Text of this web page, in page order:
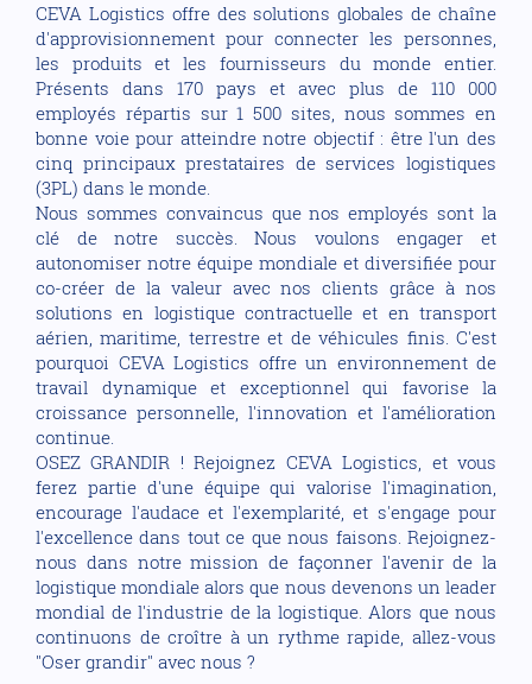
CEVA Logistics offre des solutions globales de chaîne
d'approvisionnement pour connecter les personnes,
les produits et les fournisseurs du monde entier.
Présents dans 170 pays et avec plus de 110 000
employés répartis sur 1 500 sites, nous sommes en
bonne voie pour atteindre notre objectif : être l'un des
cinq principaux prestataires de services logistiques
(3PL) dans le monde.
Nous sommes convaincus que nos employés sont la
clé de notre succès. Nous voulons engager et
autonomiser notre équipe mondiale et diversifiée pour
co-créer de la valeur avec nos clients grâce à nos
solutions en logistique contractuelle et en transport
aérien, maritime, terrestre et de véhicules finis. C'est
pourquoi CEVA Logistics offre un environnement de
travail dynamique et exceptionnel qui favorise la
croissance personnelle, l'innovation et l'amélioration
continue.
OSEZ GRANDIR ! Rejoignez CEVA Logistics, et vous
ferez partie d'une équipe qui valorise l'imagination,
encourage l'audace et l'exemplarité, et s'engage pour
l'excellence dans tout ce que nous faisons. Rejoignez-
nous dans notre mission de façonner l'avenir de la
logistique mondiale alors que nous devenons un leader
mondial de l'industrie de la logistique. Alors que nous
continuons de croître à un rythme rapide, allez-vous
"Oser grandir" avec nous ?